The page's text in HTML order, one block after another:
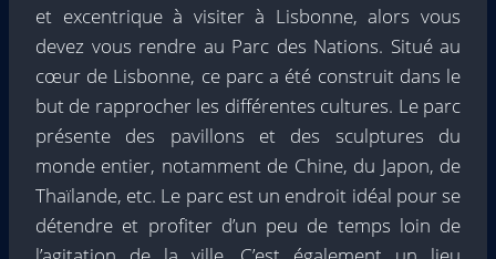
et excentrique à visiter à Lisbonne, alors vous
devez vous rendre au Parc des Nations. Situé au
cœur de Lisbonne, ce parc a été construit dans le
but de rapprocher les différentes cultures. Le parc
présente des pavillons et des sculptures du
monde entier, notamment de Chine, du Japon, de
Thaïlande, etc. Le parc est un endroit idéal pour se
détendre et profiter d’un peu de temps loin de